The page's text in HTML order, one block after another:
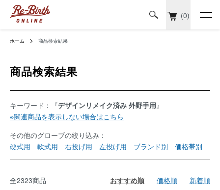
(0)
ホーム 商品検索結果
商品検索結果
キーワード：『デザインリメイク済み 外野手用』
※関連商品を表示しない場合はこちら
その他のグローブの絞り込み：
硬式用
軟式用 右投げ用 左投げ用 ブランド別 価格帯別
全2323商品 おすすめ順 価格順 新着順